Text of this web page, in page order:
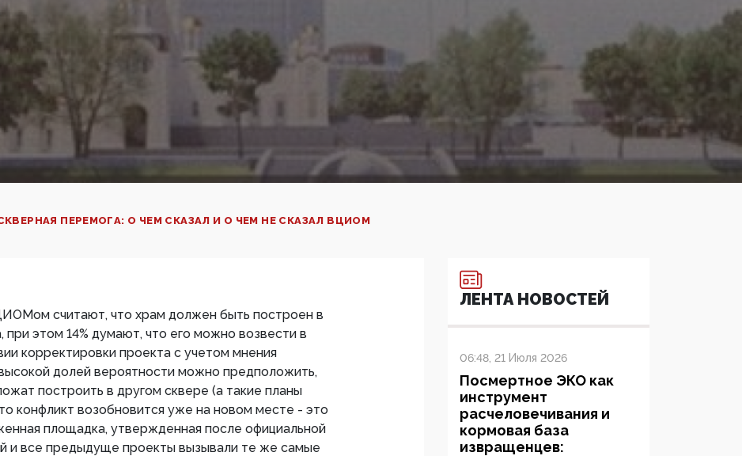
ПЕРЕМОГА: О ЧЕМ СКАЗАЛ И О ЧЕМ НЕ СКАЗАЛ ВЦИОМ
считают, что храм должен быть построен в
при этом 14% думают, что его можно возвести в
корректировки проекта с учетом мнения
долей вероятности можно предположить,
построить в другом сквере (а такие планы
конфликт возобновится уже на новом месте - это
площадка, утвержденная после официальной
и все предыдуще проекты вызывали те же самые
ЛЕНТА НОВОСТЕЙ
06:48, 21 Июля 2026
Посмертное ЭКО как
инструмент
расчеловечивания и
кормовая база
извращенцев: